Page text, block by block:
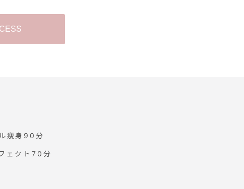
痩身90分
ェクト70分